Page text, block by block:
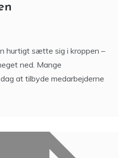
hurtigt sætte sig i kroppen –
ned. Mange
at tilbyde medarbejderne